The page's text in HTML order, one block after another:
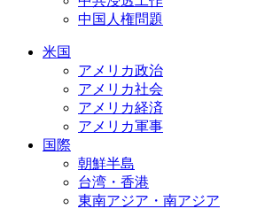
中国人権問題
米国
アメリカ政治
アメリカ社会
アメリカ経済
アメリカ軍事
国際
朝鮮半島
台湾・香港
東南アジア・南アジア